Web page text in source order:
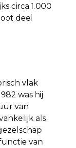
circa 1.000
deel
vlak
was hij
van
als
van